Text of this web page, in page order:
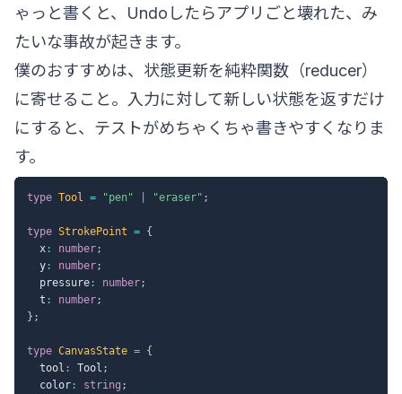
ゃっと書くと、Undoしたらアプリごと壊れた、み
たいな事故が起きます。
僕のおすすめは、状態更新を純粋関数（reducer）
に寄せること。入力に対して新しい状態を返すだけ
にすると、テストがめちゃくちゃ書きやすくなりま
す。
type Tool = "pen" "eraser" ;
type StrokePoint = {
  x
: number;
  y
: number;
  pressure
: number;
  t
: number;
} ;
type CanvasState = {
  tool
: Tool ;
  color
: string ;